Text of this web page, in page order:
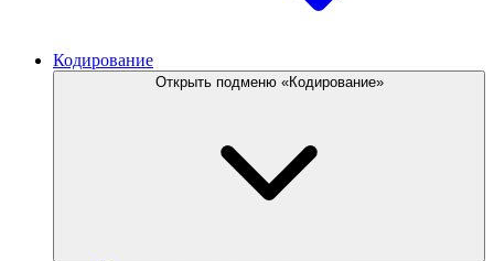
Кодирование
Открыть подменю «Кодирование»